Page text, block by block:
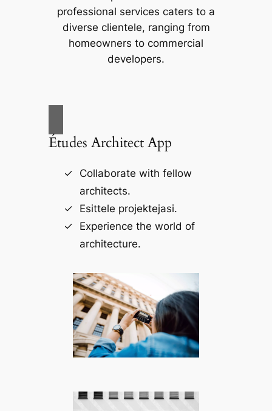
professional services caters to a
diverse clientele, ranging from
homeowners to commercial
developers.
Études Architect App
Collaborate with fellow
architects.
Esittele projektejasi.
Experience the world of
architecture.